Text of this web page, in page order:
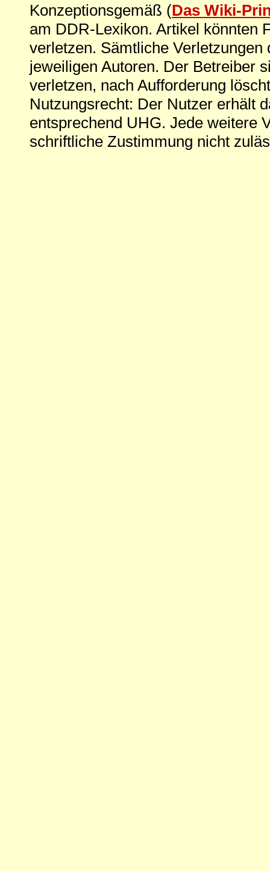
Konzeptionsgemäß (Das Wiki-
am DDR-Lexikon. Artikel könnten
verletzen. Sämtliche
jeweiligen Autoren. Der Betreiber
verletzen, nach Aufforderung
Nutzungsrecht: Der Nutzer erhält
entsprechend UHG. Jede weitere
schriftliche Zustimmung nicht